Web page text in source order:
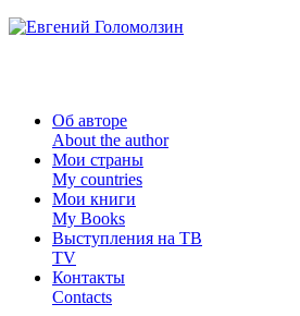
Об авторе
About the author
Мои страны
My countries
Мои книги
My Books
Выступления на ТВ
TV
Контакты
Contacts